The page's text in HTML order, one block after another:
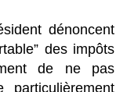
dénoncent
des impôts
de ne pas